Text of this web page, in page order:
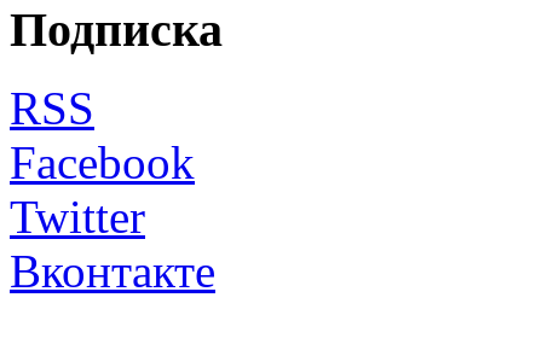
Подписка
RSS
Facebook
Twitter
Вконтакте